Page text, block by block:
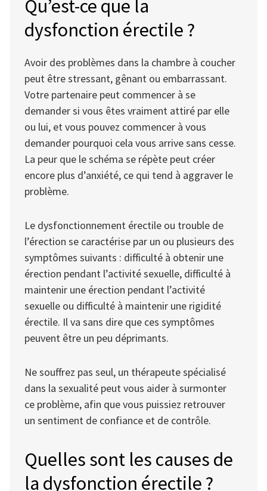
Qu’est-ce que la
dysfonction érectile ?
Avoir des problèmes dans la chambre à coucher
peut être stressant, gênant ou embarrassant.
Votre partenaire peut commencer à se
demander si vous êtes vraiment attiré par elle
ou lui, et vous pouvez commencer à vous
demander pourquoi cela vous arrive sans cesse.
La peur que le schéma se répète peut créer
encore plus d’anxiété, ce qui tend à aggraver le
problème.
Le dysfonctionnement érectile ou trouble de
l’érection se caractérise par un ou plusieurs des
symptômes suivants : difficulté à obtenir une
érection pendant l’activité sexuelle, difficulté à
maintenir une érection pendant l’activité
sexuelle ou difficulté à maintenir une rigidité
érectile. Il va sans dire que ces symptômes
peuvent être un peu déprimants.
Ne souffrez pas seul, un thérapeute spécialisé
dans la sexualité peut vous aider à surmonter
ce problème, afin que vous puissiez retrouver
un sentiment de confiance et de contrôle.
Quelles sont les causes de
la dysfonction érectile ?